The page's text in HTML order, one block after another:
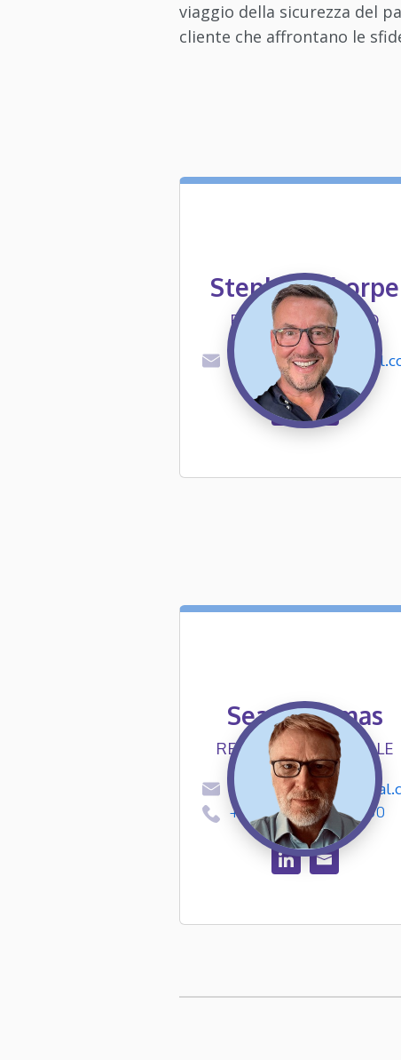
viaggio della sicurezza del
cliente che affrontano le
Stephen Thorpe
FONDATORE E CEO
Sean Thomas
RESPONSABILE LEGALE
+44 (0)161 696 6400